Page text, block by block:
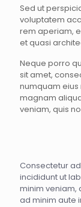
Sed ut
voluptatem
rem aperiam,
et quasi
Neque porro
sit amet,
numquam
magnam
veniam, quis
Consectetur
incididunt ut
minim veniam,
ad minim aute